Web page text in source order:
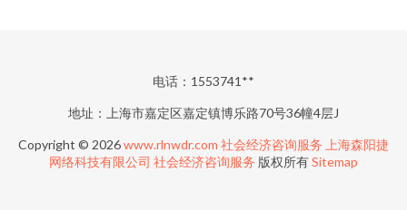
电话：1553741**
地址：上海市嘉定区嘉定镇博乐路70号36幢4层J
Copyright © 2026www.rlnwdr.com 社会经济咨询服务 上海森阳捷
网络科技有限公司 社会经济咨询服务 版权所有Sitemap